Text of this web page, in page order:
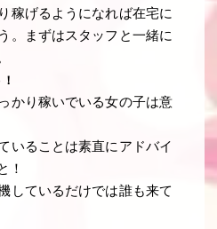
稼げるようになれば在宅に
。まずはスタッフと一緒に
かり稼いでいる女の子は意
いることは素直にアドバイ
！
しているだけでは誰も来て